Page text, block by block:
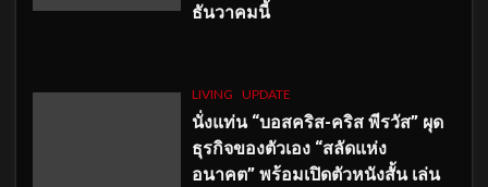
ธันวาคมนี้
LIVING UPDATE
นั่งแท่น “บอสคริส-คริส พีรวัส” ผุด
ธุรกิจของตัวเอง “สลัดแห่ง
อนาคต” พร้อมเปิดตัวหนังสั้น เล่น